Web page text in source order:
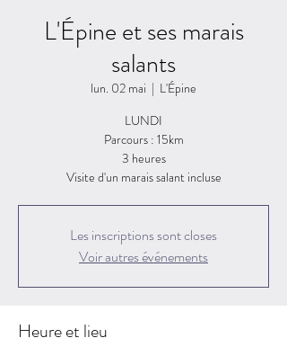
L'Épine et ses marais
salants
lun. 02 mai
  |
L'Épine
LUNDI
Parcours : 15km
3 heures
Visite d'un marais salant incluse
Les inscriptions sont closes
Voir autres événements
Heure et lieu